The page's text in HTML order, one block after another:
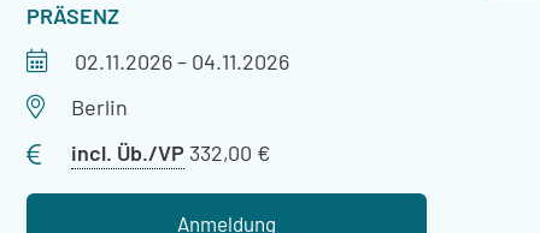
VERANSTALTUNGSART
PRÄSENZ
Veranstaltungszeitraum
02.11.2026– 04.11.2026
Veranstaltungsort
Berlin
incl. Üb./VP Preis
Übernachtung
332,00 €
Anmeldung